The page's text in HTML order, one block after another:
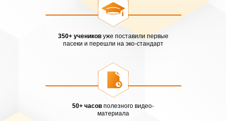
350+ учениковуже поставили первые
пасеки и перешли на эко-стандарт
50+ часов полезного видео-
материала